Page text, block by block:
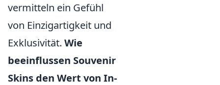
vermitteln ein Gefühl
von Einzigartigkeit und
Exklusivität. Wie
beeinflussen Souvenir
Skins den Wert von In-